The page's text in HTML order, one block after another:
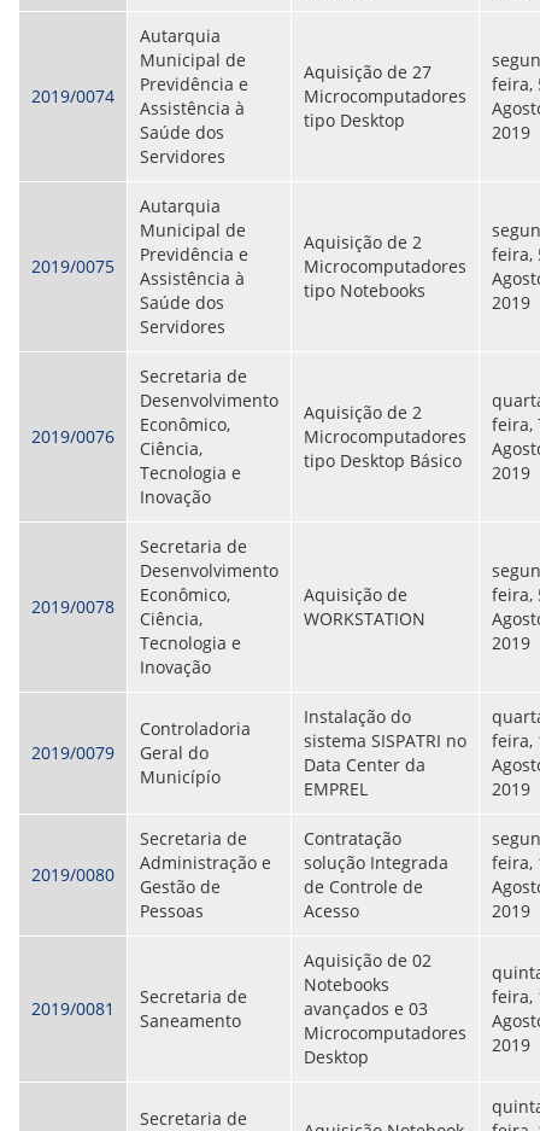
CONTATO
2019/0074
Autarquia
Municipal de
Previdência e
Assistência à
Saúde dos
Servidores
Aquisição de 27
Microcomputadores
tipo Desktop
feira,
2019
2019/0075
Autarquia
Municipal de
Previdência e
Assistência à
Saúde dos
Servidores
Aquisição de 2
Microcomputadores
tipo Notebooks
feira,
2019
2019/0076
Secretaria de
Desenvolvimento
Econômico,
Ciência,
Tecnologia e
Inovação
Aquisição de 2
Microcomputadores
tipo Desktop Básico
feira,
2019
2019/0078
Secretaria de
Desenvolvimento
Econômico,
Ciência,
Tecnologia e
Inovação
Aquisição de
WORKSTATION
feira,
2019
2019/0079
Controladoria
Geral do
Municípío
Instalação do
sistema SISPATRI no
Data Center da
EMPREL
feira,
2019
2019/0080
Secretaria de
Administração e
Gestão de
Pessoas
Contratação
solução Integrada
de Controle de
Acesso
feira,
2019
2019/0081
Secretaria de
Saneamento
Aquisição de 02
Notebooks
avançados e 03
Microcomputadores
Desktop
feira,
2019
Secretaria de